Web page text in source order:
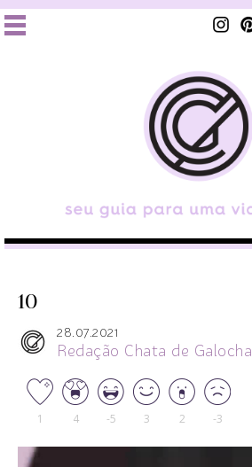
10
28.07.2021
Redação Chata de Galocha
1 4 -5 3 2 -3
Tocador